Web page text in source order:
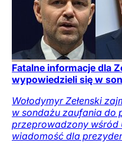
Fatalne informacje dla
wypowiedzieli się w
Wołodymyr Zełenski
w sondażu zaufania do
przeprowadzony wśród
wiadomość dla